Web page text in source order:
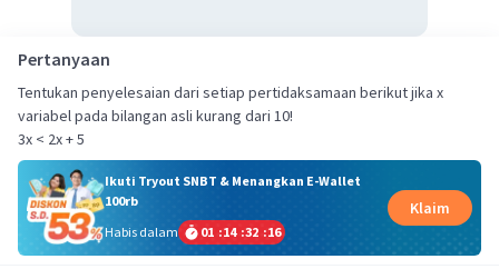
Pertanyaan
Tentukan penyelesaian dari setiap pertidaksamaan berikut jika x
variabel pada bilangan asli kurang dari 10!
3x < 2x + 5
Ikuti Tryout SNBT & Menangkan E-Wallet
100rb
Habis dalam
01 :14 :32 :15
Klaim